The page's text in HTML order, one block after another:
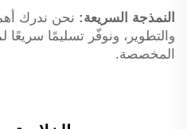
النمذجة السريعة: نحن ندرك
والتطوير، ونوفّر تسليمًا
المخصصة.